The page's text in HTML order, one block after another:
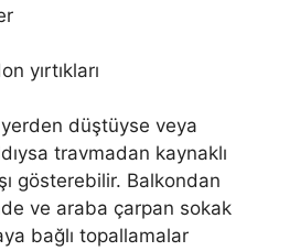
yırtıkları
düştüyse veya
travmadan kaynaklı
gösterebilir. Balkondan
ve araba çarpan sokak
bağlı topallamalar